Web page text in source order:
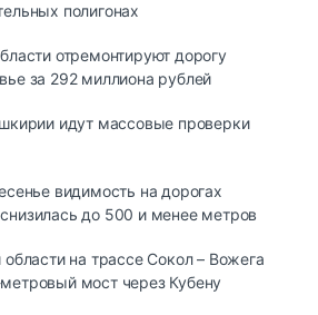
полигонах
отремонтируют дорогу
за 292 миллиона рублей
идут массовые проверки
видимость на дорогах
до 500 и менее метров
области на трассе Сокол – Вожега
мост через Кубену